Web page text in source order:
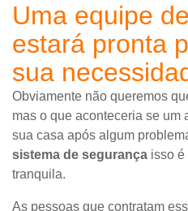
Uma equipe
estará pronta
sua
Obviamente não queremos
mas o que aconteceria se um
sua casa após algum
sistema de segurança isso é
tranquila.
As pessoas que contratam